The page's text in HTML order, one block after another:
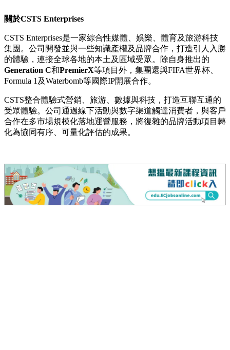
關於CSTS Enterprises
CSTS Enterprises是一家綜合性媒體、娛樂、體育及旅游科技
集團。公司開發並與一些知識產權及品牌合作，打造引人入勝
的體驗，連接全球各地的本土及區域受眾。除自身推出的
Generation C和PremierX等項目外，集團還與FIFA世界杯、
Formula 1及Waterbomb等國際IP開展合作。
CSTS整合體驗式營銷、旅游、數據與科技，打造互聯互通的
受眾體驗。公司通過線下活動與數字渠道觸達消費者，與客戶
合作在多市場規模化落地運營服務，將復雜的品牌活動項目轉
化為協同有序、可量化評估的成果。